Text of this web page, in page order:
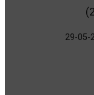
29-05-